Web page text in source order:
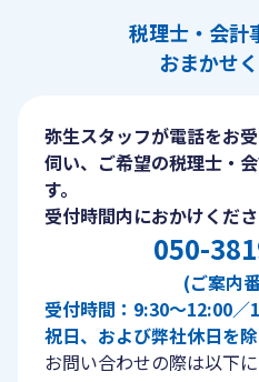
税理士・会計
おまかせ
弥生スタッフが電話をお
伺い、ご希望の税理士・
す。
受付時間内におかけくださ
050-
(ご案内
受付時間：9:30〜12:00／
祝日、および弊社休日を除
お問い合わせの際は以下